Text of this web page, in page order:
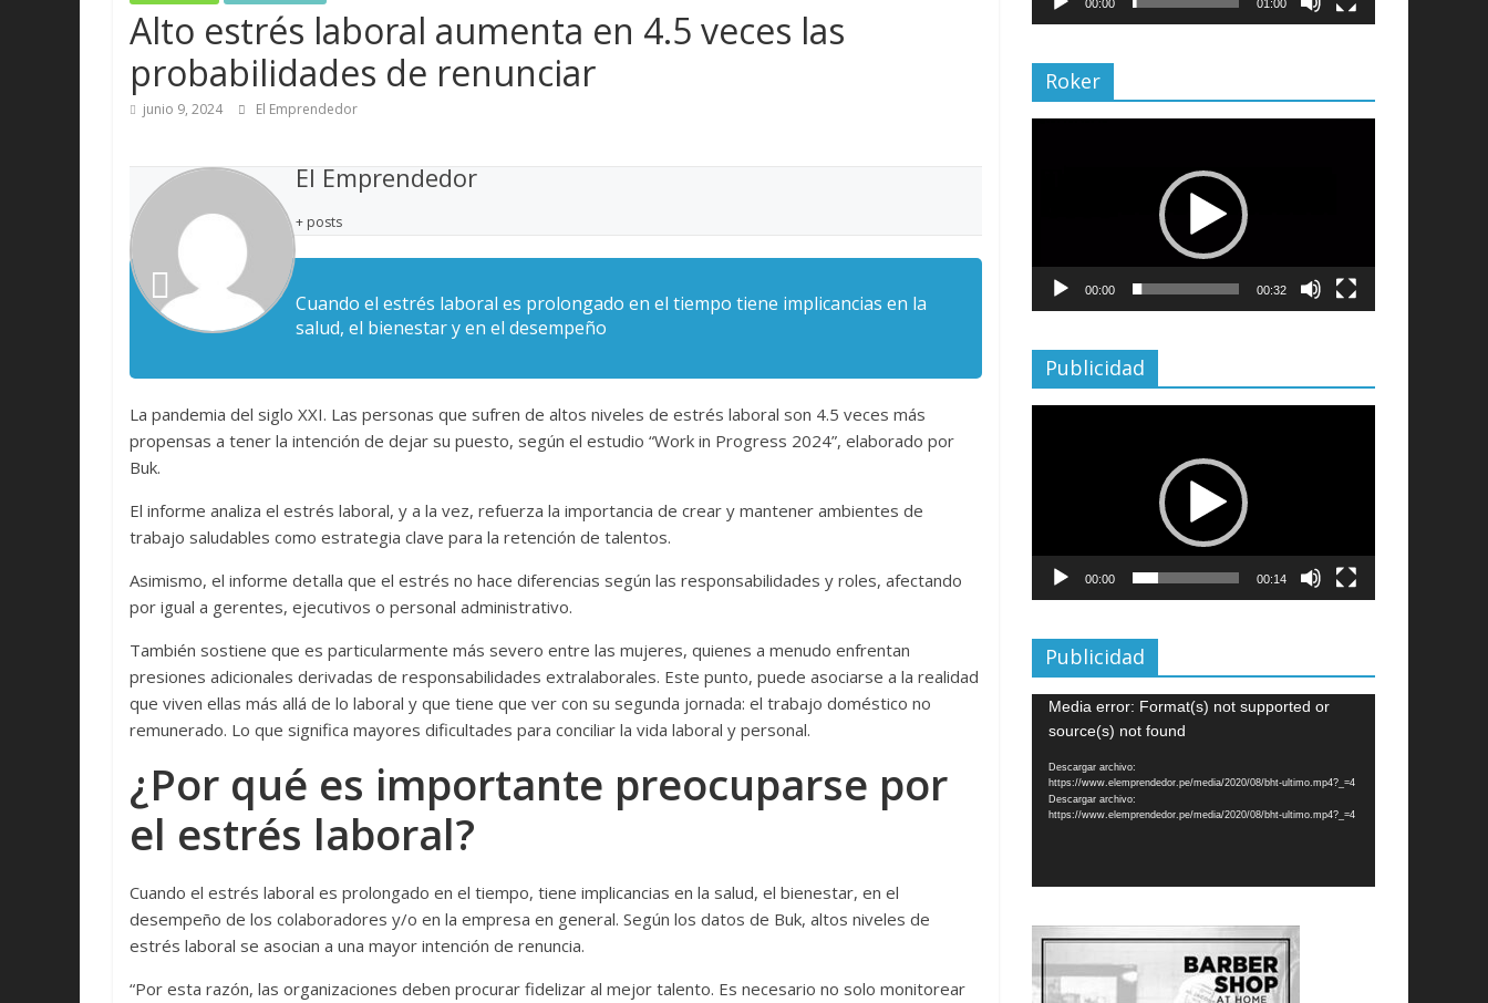
Alto estrés laboral aumenta en 4.5 veces las
probabilidades de renunciar
junio 9, 2024 El Emprendedor
El Emprendedor
+ posts
Cuando el estrés laboral es prolongado en el tiempo tiene implicancias en la
salud, el bienestar y en el desempeño
La pandemia del siglo XXI. Las personas que sufren de altos niveles de estrés laboral son 4.5 veces más
propensas a tener la intención de dejar su puesto, según el estudio “Work in Progress 2024”, elaborado por
Buk.
El informe analiza el estrés laboral, y a la vez, refuerza la importancia de crear y mantener ambientes de
trabajo saludables como estrategia clave para la retención de talentos.
Asimismo, el informe detalla que el estrés no hace diferencias según las responsabilidades y roles, afectando
por igual a gerentes, ejecutivos o personal administrativo.
También sostiene que es particularmente más severo entre las mujeres, quienes a menudo enfrentan
presiones adicionales derivadas de responsabilidades extralaborales. Este punto, puede asociarse a la realidad
que viven ellas más allá de lo laboral y que tiene que ver con su segunda jornada: el trabajo doméstico no
remunerado. Lo que significa mayores dificultades para conciliar la vida laboral y personal.
¿Por qué es importante preocuparse por
el estrés laboral?
Cuando el estrés laboral es prolongado en el tiempo, tiene implicancias en la salud, el bienestar, en el
desempeño de los colaboradores y/o en la empresa en general. Según los datos de Buk, altos niveles de
estrés laboral se asocian a una mayor intención de renuncia.
“Por esta razón, las organizaciones deben procurar fidelizar al mejor talento. Es necesario no solo monitorear
00:00 01:00
Roker
00:00 00:32
Publicidad
00:00 00:14
Publicidad
Reproductor
Media error: Format(s) not supported or
source(s) not found
Descargar archivo:
https://www.elemprendedor.pe/media/2020/08/bht-ultimo.mp4?_=4
Descargar archivo:
https://www.elemprendedor.pe/media/2020/08/bht-ultimo.mp4?_=4